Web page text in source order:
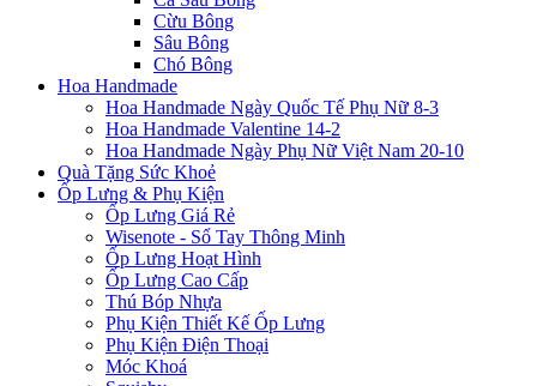
Cừu Bông
Sâu Bông
Chó Bông
Hoa Handmade
Hoa Handmade Ngày Quốc Tế Phụ Nữ 8-3
Hoa Handmade Valentine 14-2
Hoa Handmade Ngày Phụ Nữ Việt Nam 20-10
Quà Tặng Sức Khoẻ
Ốp Lưng & Phụ Kiện
Ốp Lưng Giá Rẻ
Wisenote - Sổ Tay Thông Minh
Ốp Lưng Hoạt Hình
Ốp Lưng Cao Cấp
Thú Bóp Nhựa
Phụ Kiện Thiết Kế Ốp Lưng
Phụ Kiện Điện Thoại
Móc Khoá